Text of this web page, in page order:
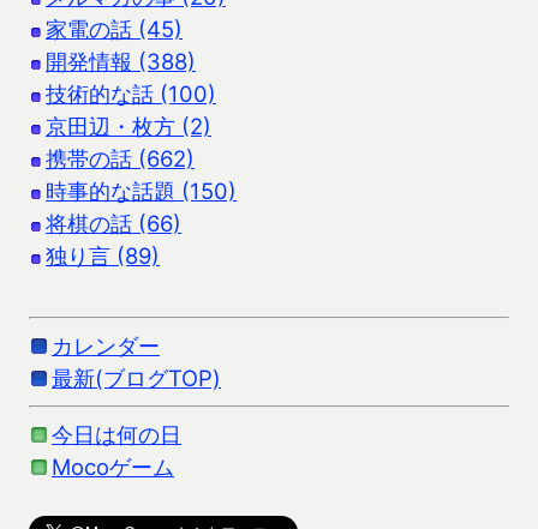
家電の話 (45)
開発情報 (388)
技術的な話 (100)
京田辺・枚方 (2)
携帯の話 (662)
時事的な話題 (150)
将棋の話 (66)
独り言 (89)
カレンダー
最新(ブログTOP)
今日は何の日
Mocoゲーム